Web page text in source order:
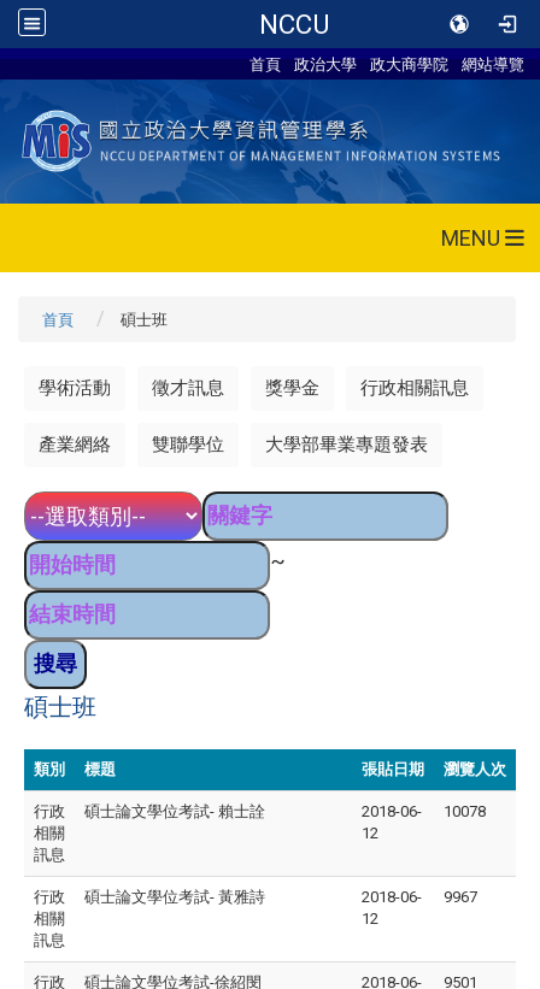
NCCU
首頁 政治大學 政大商學院 網站導覽
MENU
首頁 碩士班
學術活動 徵才訊息 獎學金 行政相關訊息
產業網絡 雙聯學位 大學部畢業專題發表
~
碩士班
類別 標題 張貼日期 瀏覽人次
行政
相關
訊息
碩士論文學位考試- 賴士詮
2018-06-
12
10078
行政
相關
訊息
碩士論文學位考試- 黃雅詩
2018-06-
12
9967
行政
碩士論文學位考試-徐紹閔
2018-06-
9501